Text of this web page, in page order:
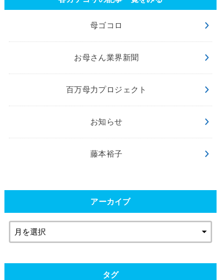
母ゴコロ
お母さん業界新聞
百万母力プロジェクト
お知らせ
藤本裕子
アーカイブ
タグ